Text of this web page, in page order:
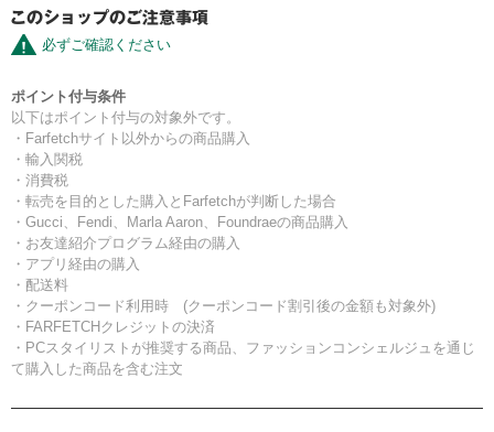
必ずご確認ください
ポイント付与条件
以下はポイント付与の対象外です。
・Farfetchサイト以外からの商品購入
・輸入関税
・消費税
・転売を目的とした購入とFarfetchが判断した場合
・Gucci、Fendi、Marla Aaron、Foundraeの商品購入
・お友達紹介プログラム経由の購入
・アプリ経由の購入
・配送料
・クーポンコード利用時 (クーポンコード割引後の金額も対象外)
・FARFETCHクレジットの決済
・PCスタイリストが推奨する商品、ファッションコンシェルジュを通じ
て購入した商品を含む注文